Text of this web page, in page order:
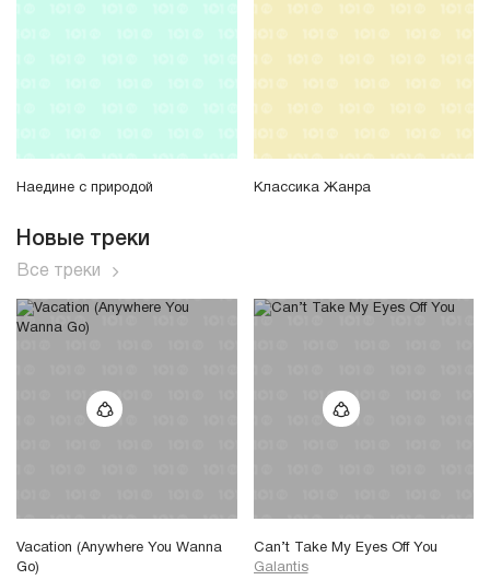
Наедине с природой Классика Жанра
Новые треки
Все треки
Vacation (Anywhere You Wanna
Go)
Can’t Take My Eyes Off You
Galantis